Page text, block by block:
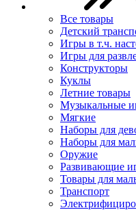
Все товары
Детский
Игры в т.ч.
Игры для
Конструкторы
Куклы
Летние товары
Музыкальные
Мягкие
Наборы для
Наборы для
Оружие
Развивающие
Товары для
Транспорт